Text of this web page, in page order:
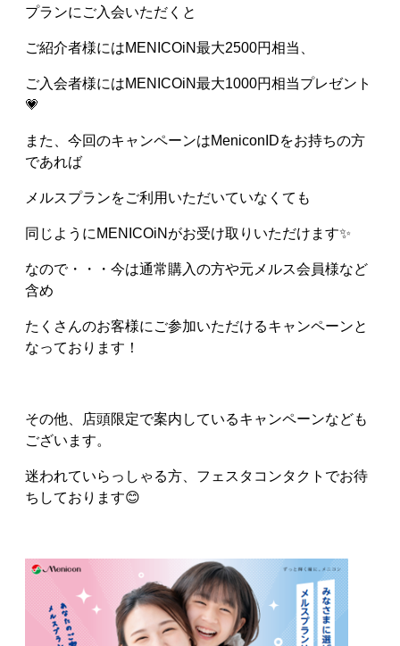
プランにご入会いただくと
ご紹介者様にはMENICOiN最大2500円相当、
ご入会者様にはMENICOiN最大1000円相当プレゼント
💗
また、今回のキャンペーンはMeniconIDをお持ちの方
であれば
メルスプランをご利用いただいていなくても
同じようにMENICOiNがお受け取りいただけます✨
なので・・・今は通常購入の方や元メルス会員様など
含め
たくさんのお客様にご参加いただけるキャンペーンと
なっております！
その他、店頭限定で案内しているキャンペーンなども
ございます。
迷われていらっしゃる方、フェスタコンタクトでお待
ちしております😊